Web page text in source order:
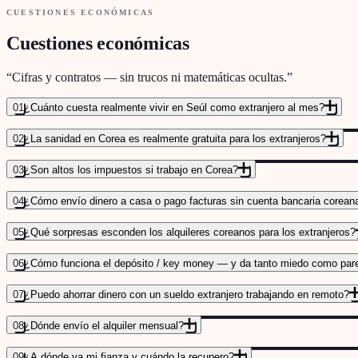
CUESTIONES ECONÓMICAS
Cuestiones económicas
“Cifras y contratos — sin trucos ni matemáticas ocultas.”
01 ¿Cuánto cuesta realmente vivir en Seúl como extranjero al mes?
02¿La sanidad en Corea es realmente gratuita para los extranjeros?
03¿Son altos los impuestos si trabajo en Corea?
04¿Cómo envío dinero a casa o pago facturas sin cuenta bancaria
05¿Qué sorpresas esconden los alquileres coreanos para los extranjeros?
JEONSE VS WOLSE VS KEY MONEY EXPLICADO→
06¿Cómo funciona el depósito / key money — y da tanto miedo como
07¿Puedo ahorrar dinero con un sueldo extranjero trabajando en remoto?
08¿Dónde envío el alquiler mensual?